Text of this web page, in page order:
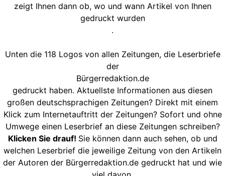
zeigt Ihnen dann ob, wo und wann Artikel von Ihnen
gedruckt wurden
.
Unten die 118 Logos von allen Zeitungen, die Leserbriefe
der
Bürgerredaktion.de
gedruckt haben. Aktuellste Informationen aus diesen
großen deutschsprachigen Zeitungen? Direkt mit einem
Klick zum Internetauftritt der Zeitungen? Sofort und ohne
Umwege einen Leserbrief an diese Zeitungen schreiben?
Klicken Sie drauf! Sie können dann auch sehen, ob und
welchen Leserbrief die jeweilige Zeitung von den Artikeln
der Autoren der Bürgerredaktion.de gedruckt hat und wie